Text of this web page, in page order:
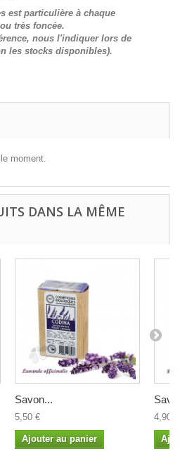
est particulière à chaque
très foncée.
nous l'indiquer lors de
les stocks disponibles).
moment.
DANS LA MÊME
Savon...
5,50 €
Ajouter au panier
4,90 €